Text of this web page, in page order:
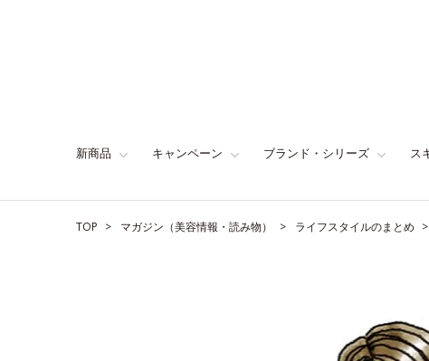
新商品 キャンペーン ブランド・シリーズ ス
TOP マガジン（美容情報・読み物） ライフスタイルのまとめ